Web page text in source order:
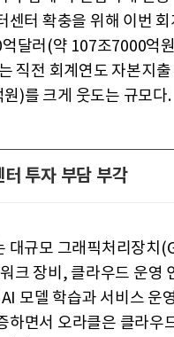
센터 확충을 위해 이번
달러(약 107조7000억
직전 회계연도 자본지
)를 크게 웃도는 규모다.
투자 부담 부각
대규모 그래픽처리장치
크 장비, 클라우드 운영
모델 학습과 서비스 운
하면서 오라클은 클라우